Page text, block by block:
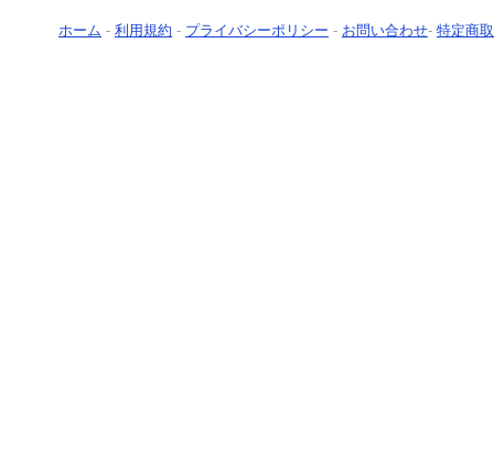
ホーム - 利用規約 - プライバシーポリシー - お問い合わせ- 特定商